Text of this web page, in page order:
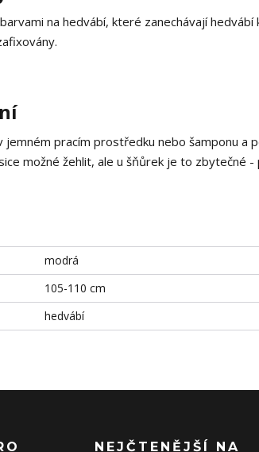
na hedvábí, které zanechávají
jemném pracím prostředku nebo šamponu a
možné žehlit, ale u šňůrek je to zbytečné
modrá
105-110 cm
hedvábí
NEJČTENĚJŠÍ NA